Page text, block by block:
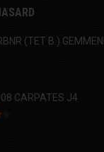
(TET B.)
CARPATES J4